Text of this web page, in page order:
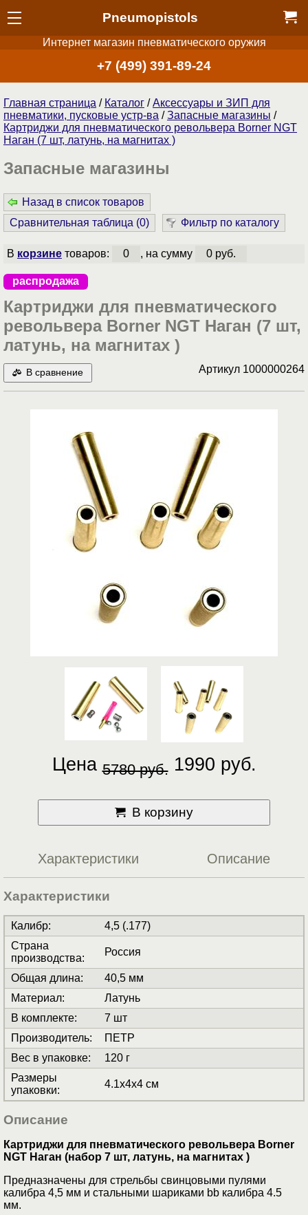
Pneumopistols
Интернет магазин пневматического оружия
+7 (499) 391-89-24
Главная страница / Каталог /Аксессуары и ЗИП для
пневматики, пусковые устр-ва /Запасные магазины /
Картриджи для пневматического револьвера Borner NGT
Наган (7 шт, латунь, на магнитах )
Запасные магазины
Назад в список товаров
Сравнительная таблица (0) Фильтр по каталогу
В корзинетоваров: 0 , на сумму 0 руб.
распродажа
Картриджи для пневматического
револьвера Borner NGT Наган (7 шт,
латунь, на магнитах )
В сравнение Артикул 1000000264
Цена 5780 руб. 1990 руб.
В корзину
Характеристики Описание
Характеристики
Калибр:
4,5 (.177)
Страна
производства:
Россия
Общая длина:
40,5 мм
Материал:
Латунь
В комплекте:
7 шт
Производитель:
ПЕТР
Вес в упаковке:
120 г
Размеры
упаковки:
4.1x4x4 см
Описание
Картриджи для пневматического револьвера Borner
NGT Наган (набор 7 шт, латунь, на магнитах )
Предназначены для стрельбы свинцовыми пулями
калибра 4,5 мм и стальными шариками bb калибра 4.5
мм.